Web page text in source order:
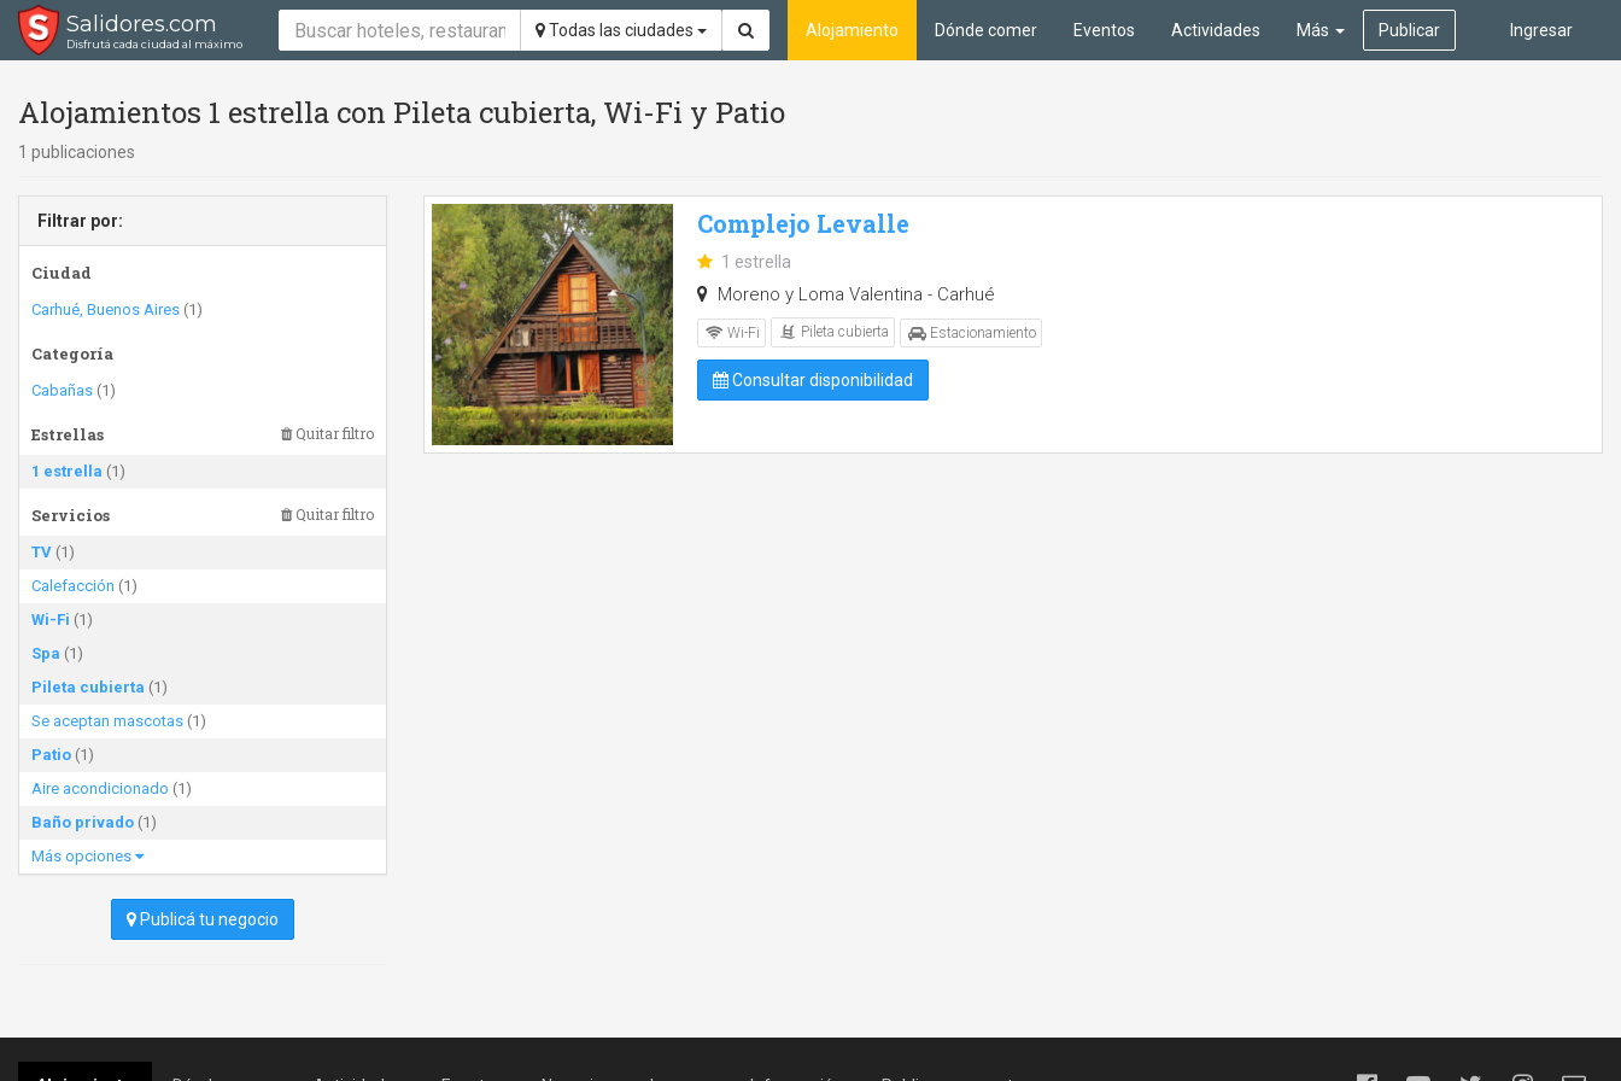
Salidores.com
Disfrutá cada ciudad al máximo
Todas las ciudades Ingresar
Alojamiento Dónde comer Eventos Actividades Más Publicar
Alojamientos 1 estrella con Pileta cubierta, Wi-Fi y Patio
1 publicaciones
Filtrar por:
Ciudad
Carhué, Buenos Aires (1)
Categoría
Cabañas (1)
Estrellas Quitar filtro
1 estrella (1)
Servicios Quitar filtro
TV (1)
Calefacción (1)
Wi-Fi (1)
Spa (1)
Pileta cubierta (1)
Se aceptan mascotas (1)
Patio (1)
Aire acondicionado (1)
Baño privado (1)
Más opciones
Publicá tu negocio
Complejo Levalle
1 estrella
Moreno y Loma Valentina - Carhué
Wi-Fi Pileta cubierta Estacionamiento
Consultar disponibilidad